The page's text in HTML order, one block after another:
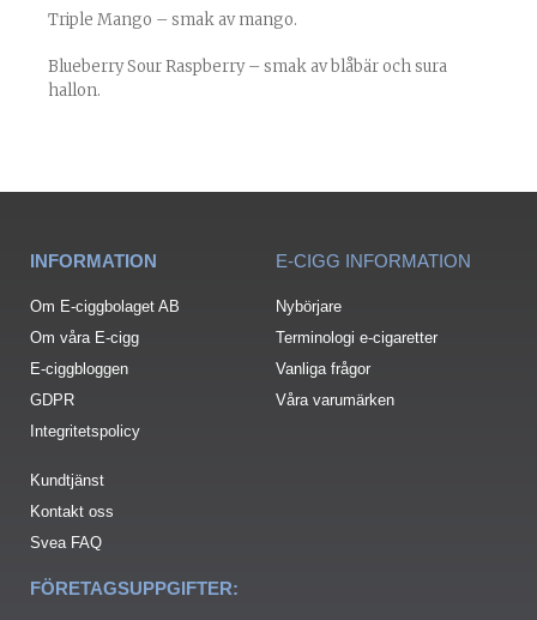
Triple Mango – smak av mango.
Blueberry Sour Raspberry – smak av blåbär och sura
hallon.
INFORMATION
Om E-ciggbolaget AB
Om våra E-cigg
E-ciggbloggen
GDPR
Integritetspolicy
Kundtjänst
Kontakt oss
Svea FAQ
E-CIGG INFORMATION
Nybörjare
Terminologi e-cigaretter
Vanliga frågor
Våra varumärken
FÖRETAGSUPPGIFTER: